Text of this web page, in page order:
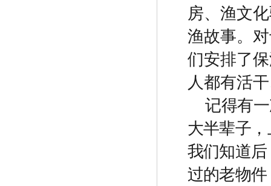
房、渔文
渔故事。
们安排了
人都有活
记得有
大半辈子
我们知道
过的老物